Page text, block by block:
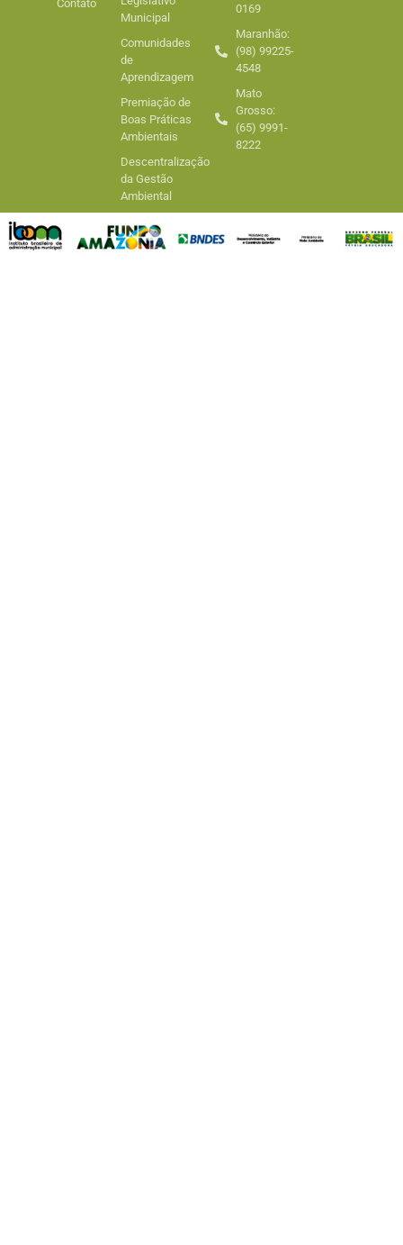
Contato
Municipal
Comunidades
de
Aprendizagem
Premiação de
Boas Práticas
Ambientais
Descentralização
da Gestão
Ambiental
0169
Maranhão:
(98) 99225-
4548
Mato
Grosso:
(65) 9991-
8222